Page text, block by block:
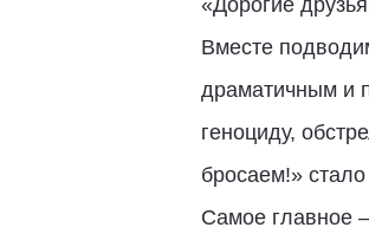
«Дорогие
Вместе
драматичным и
геноциду,
бросаем!»
Самое главное